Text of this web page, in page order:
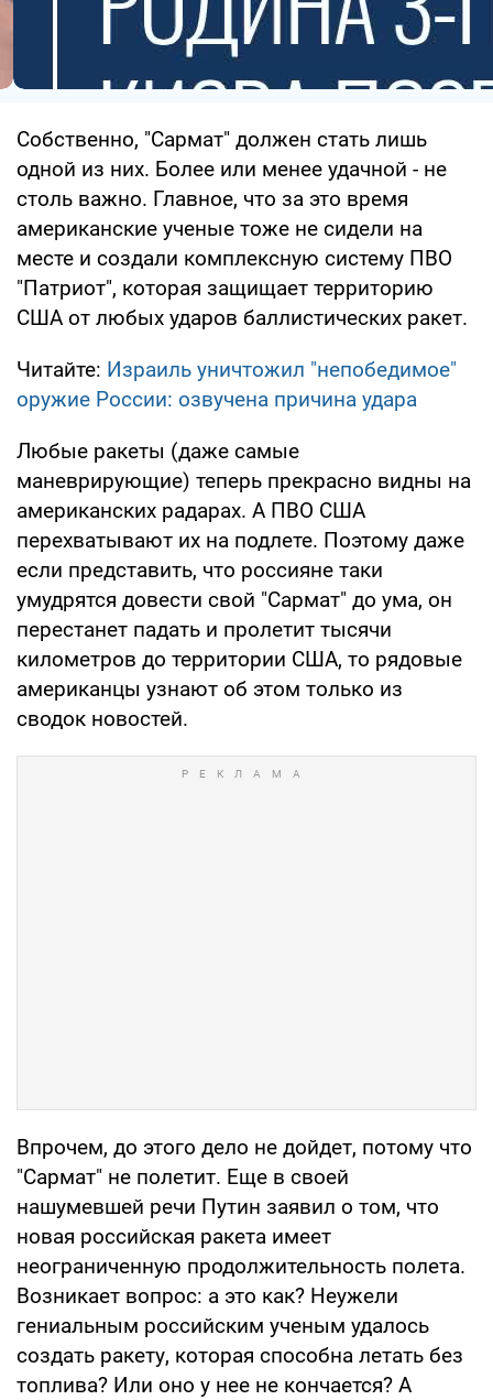
Собственно, "Сармат" должен стать лишь
одной из них. Более или менее удачной - не
столь важно. Главное, что за это время
американские ученые тоже не сидели на
месте и создали комплексную систему ПВО
"Патриот", которая защищает территорию
США от любых ударов баллистических ракет.
Читайте: Израиль уничтожил "непобедимое"
оружие России: озвучена причина удара
Любые ракеты (даже самые
маневрирующие) теперь прекрасно видны на
американских радарах. А ПВО США
перехватывают их на подлете. Поэтому даже
если представить, что россияне таки
умудрятся довести свой "Сармат" до ума, он
перестанет падать и пролетит тысячи
километров до территории США, то рядовые
американцы узнают об этом только из
сводок новостей.
Впрочем, до этого дело не дойдет, потому что
"Сармат" не полетит. Еще в своей
нашумевшей речи Путин заявил о том, что
новая российская ракета имеет
неограниченную продолжительность полета.
Возникает вопрос: а это как? Неужели
гениальным российским ученым удалось
создать ракету, которая способна летать без
топлива? Или оно у нее не кончается? А